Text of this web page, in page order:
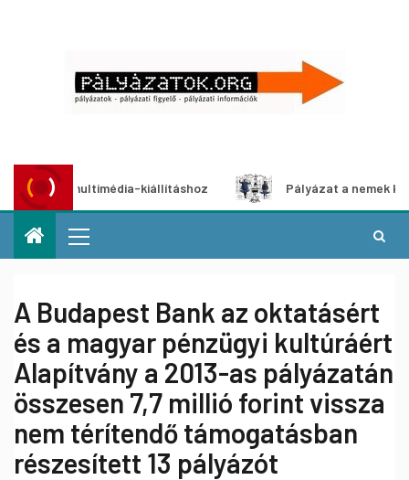
multimédia-kiállításhoz Pályázat a nemek közötti
A Budapest Bank az oktatásért
és a magyar pénzügyi kultúráért
Alapítvány a 2013-as pályázatán
összesen 7,7 millió forint vissza
nem térítendő támogatásban
részesített 13 pályázót